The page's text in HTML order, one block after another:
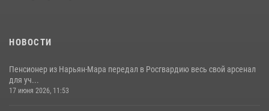
НОВОСТИ
Пенсионер из Нарьян-Мара передал в Росгвардию весь свой арсенал
для уч...
17 июня 2026, 11:53